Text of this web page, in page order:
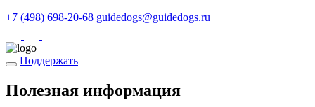
+7 (498) 698-20-68 guidedogs@guidedogs.ru
Поддержать
Полезная информация